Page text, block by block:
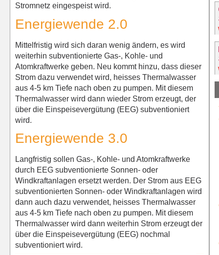
Stromnetz eingespeist wird.
Energiewende 2.0
Mittelfristig wird sich daran wenig ändern, es wird
weiterhin subventionierte Gas-, Kohle- und
Atomkraftwerke geben. Neu kommt hinzu, dass dieser
Strom dazu verwendet wird, heisses Thermalwasser
aus 4-5 km Tiefe nach oben zu pumpen. Mit diesem
Thermalwasser wird dann wieder Strom erzeugt, der
über die Einspeisevergütung (EEG) subventioniert
wird.
Energiewende 3.0
Langfristig sollen Gas-, Kohle- und Atomkraftwerke
durch EEG subventionierte Sonnen- oder
Windkraftanlagen ersetzt werden. Der Strom aus EEG
subventionierten Sonnen- oder Windkraftanlagen wird
dann auch dazu verwendet, heisses Thermalwasser
aus 4-5 km Tiefe nach oben zu pumpen. Mit diesem
Thermalwasser wird dann weiterhin Strom erzeugt der
über die Einspeisevergütung (EEG) nochmal
subventioniert wird.